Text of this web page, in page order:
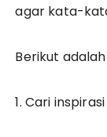
agar kata-
Berikut
1. Cari inspirasi